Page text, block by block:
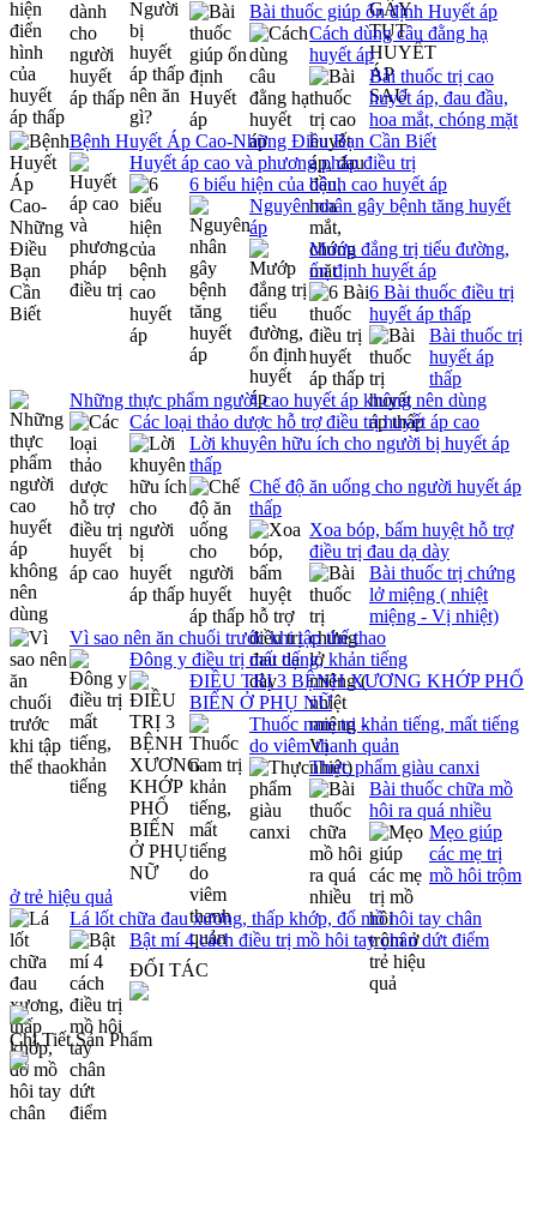
Bài thuốc giúp ổn định Huyết áp
Cách dùng câu đằng hạ
huyết áp
Bài thuốc trị cao
huyết áp, đau đầu,
hoa mắt, chóng mặt
Bệnh Huyết Áp Cao-Những Điều Bạn Cần Biết
Huyết áp cao và phương pháp điều trị
6 biểu hiện của bệnh cao huyết áp
Nguyên nhân gây bệnh tăng huyết
áp
Mướp đắng trị tiểu đường,
ổn định huyết áp
6 Bài thuốc điều trị
huyết áp thấp
Bài thuốc trị
huyết áp
thấp
Những thực phẩm người cao huyết áp không nên dùng
Các loại thảo dược hỗ trợ điều trị huyết áp cao
Lời khuyên hữu ích cho người bị huyết áp
thấp
Chế độ ăn uống cho người huyết áp
thấp
Xoa bóp, bấm huyệt hỗ trợ
điều trị đau dạ dày
Bài thuốc trị chứng
lở miệng ( nhiệt
miệng - Vị nhiệt)
Vì sao nên ăn chuối trước khi tập thể thao
Đông y điều trị mất tiếng, khản tiếng
ĐIỀU TRỊ 3 BỆNH XƯƠNG KHỚP PHỔ
BIẾN Ở PHỤ NỮ
Thuốc nam trị khản tiếng, mất tiếng
do viêm thanh quản
Thực phẩm giàu canxi
Bài thuốc chữa mồ
hôi ra quá nhiều
Mẹo giúp
các mẹ trị
mồ hôi trộm
ở trẻ hiệu quả
Lá lốt chữa đau xương, thấp khớp, đổ mồ hôi tay chân
Bật mí 4 cách điều trị mồ hôi tay chân dứt điểm
ĐỐI TÁC
Chi Tiết Sản Phẩm